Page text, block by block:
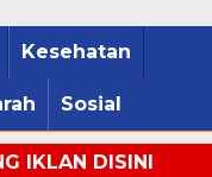
Kesehatan
Sosial
IKLAN DISINI